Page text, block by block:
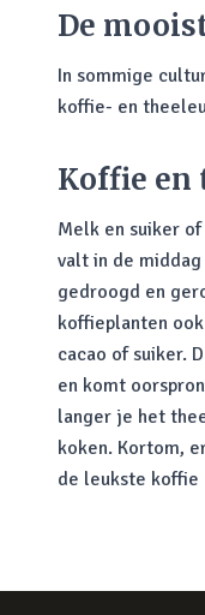
De
In sommige
koffie- en
Koffie en
Melk en suiker
valt in de
gedroogd en
koffieplanten
cacao of suiker.
en komt
langer je het
koken. Kortom,
de leukste koffie